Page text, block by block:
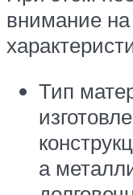
внимание
Тип
а